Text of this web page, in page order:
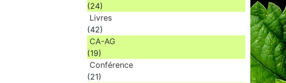
(24)
Livres
(42)
CA-AG
(19)
Conférence
(21)